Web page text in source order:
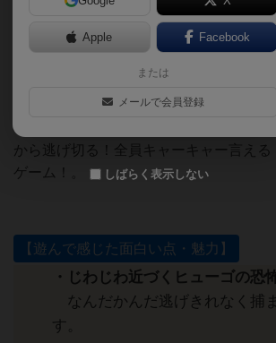
【遊んで感じた面白い点・魅力】と【
ト】をまとめました。
『ヒューゴ オバケと鬼ごっこ』は、じ
から逃げ切る！全員キャーキャー言える
ゲーム！。
【遊んで感じた面白い点・魅力】
・じわじわ近づくヒューゴの恐
なんだかんだ逃げきれなく捕
す。
Apple Facebook
または
メールで会員登録
しばらく表示しない